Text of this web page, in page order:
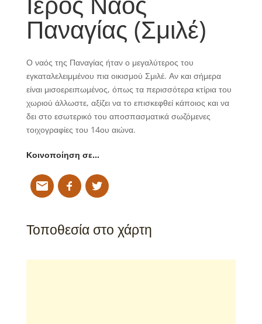
Παναγίας (Σμιλέ)
Ο ναός της Παναγίας ήταν ο μεγαλύτερος του
εγκαταλελειμμένου πια οικισμού Σμιλέ. Αν και σήμερα
είναι μισοερειπωμένος, όπως τα περισσότερα κτίρια του
χωριού άλλωστε, αξίζει να το επισκεφθεί κάποιος και να
δει στο εσωτερικό του αποσπασματικά σωζόμενες
τοιχογραφίες του 14ου αιώνα.
Κοινοποίηση σε…
Τοποθεσία στο χάρτη